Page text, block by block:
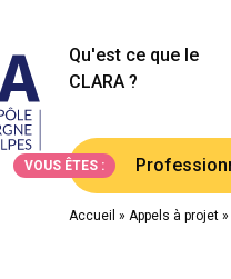
Qu'est ce que le
CLARA ?
VOUS ÊTES :
Accueil » Appels à projet»